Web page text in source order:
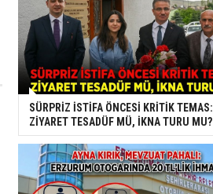
SÜRPRİZ İSTİFA ÖNCESİ KRİTİK TEMAS:
ZİYARET TESADÜF MÜ, İKNA TURU MU?